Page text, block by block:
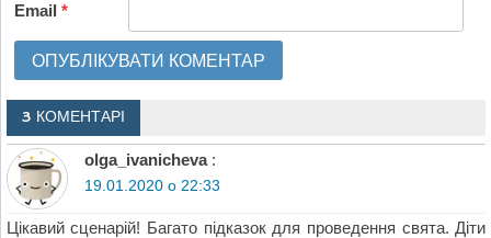
Email*
3 КОМЕНТАРІ
olga_ivanicheva :
19.01.2020 о 22:33
Цікавий сценарій! Багато підказок для проведення свята. Діти